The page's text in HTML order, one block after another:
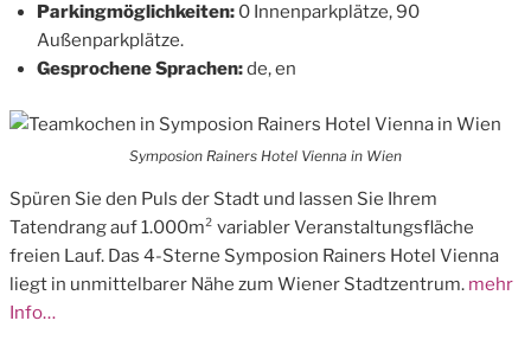
Parkingmöglichkeiten: 0 Innenparkplätze, 90
Außenparkplätze.
Gesprochene Sprachen:de, en
Symposion Rainers Hotel Vienna in Wien
Spüren Sie den Puls der Stadt und lassen Sie Ihrem
Tatendrang auf 1.000m² variabler Veranstaltungsfläche
freien Lauf. Das 4-Sterne Symposion Rainers Hotel Vienna
liegt in unmittelbarer Nähe zum Wiener Stadtzentrum. mehr
Info…